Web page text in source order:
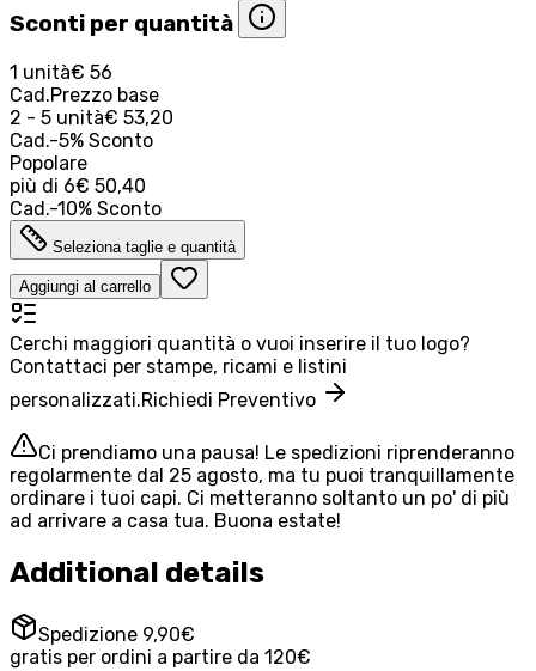
Sconti per quantità
1 unità€ 56
Cad.Prezzo base
2 - 5 unità€ 53,20
Cad.-5% Sconto
Popolare
più di 6€ 50,40
Cad.-10% Sconto
Seleziona taglie e quantità
Aggiungi al carrello
Cerchi maggiori quantità o vuoi inserire il tuo logo?
Contattaci per stampe, ricami e listini
personalizzati.Richiedi Preventivo
Ci prendiamo una pausa! Le spedizioni riprenderanno
regolarmente dal 25 agosto, ma tu puoi tranquillamente
ordinare i tuoi capi. Ci metteranno soltanto un po' di più
ad arrivare a casa tua. Buona estate!
Additional details
Spedizione 9,90€
gratis per ordini a partire da 120€